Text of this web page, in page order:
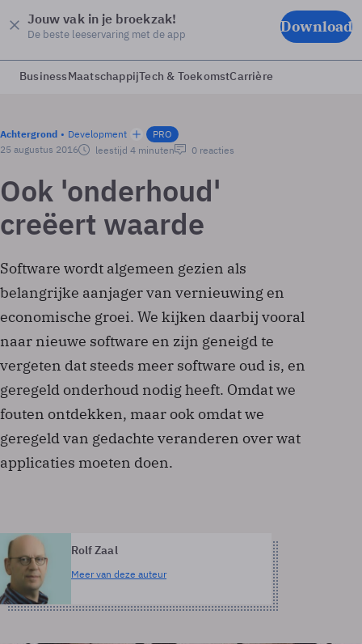
Jouw vak in je broekzak!
De beste leeservaring met de app Download
BusinessMaatschappijTech & ToekomstCarrière
Achtergrond Development
PRO
25 augustus 2016
leestijd 4 minuten 0 reacties
Ook 'onderhoud'
creëert waarde
Software wordt algemeen gezien als
belangrijke aanjager van vernieuwing en
economische groei. We kijken daarbij vooral
naar nieuwe software en zijn geneigd te
vergeten dat steeds meer software oud is, en
geregeld onderhoud nodig heeft. Omdat we
fouten ontdekken, maar ook omdat we
geregeld van gedachte veranderen over wat
applicaties moeten doen.
Rolf Zaal
Meer van deze auteur